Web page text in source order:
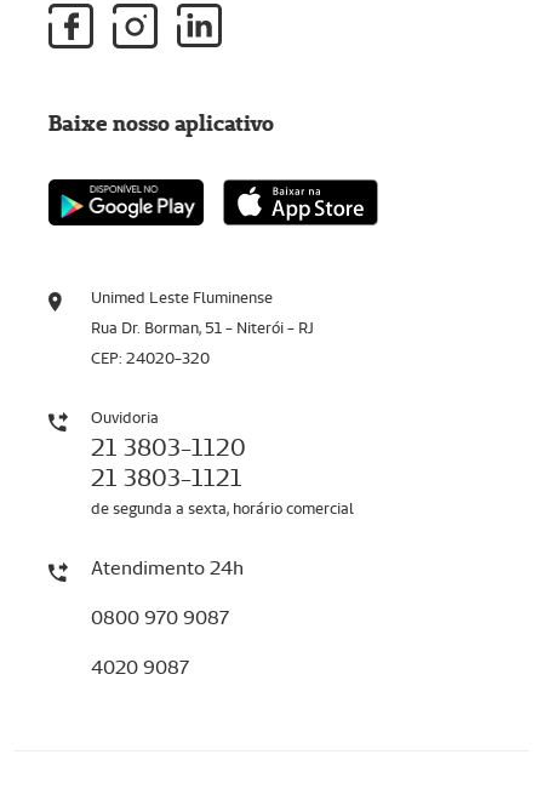
Unimed Leste Fluminense
Rua Dr. Borman, 51 - Niterói - RJ
CEP: 24020-320
Ouvidoria
21 3803-1120
21 3803-1121
de segunda a sexta, horário comercial
Atendimento 24h
0800 970 9087
4020 9087
Baixe nosso aplicativo